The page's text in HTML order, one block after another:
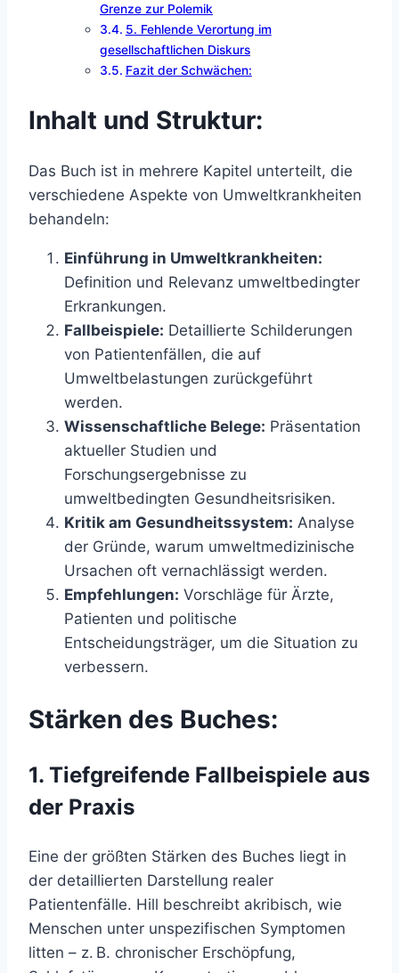
Grenze zur Polemik
5. Fehlende Verortung im
gesellschaftlichen Diskurs
Fazit der Schwächen:
Inhalt und Struktur:
Das Buch ist in mehrere Kapitel unterteilt, die
verschiedene Aspekte von Umweltkrankheiten
behandeln:​
Einführung in Umweltkrankheiten:
Definition und Relevanz umweltbedingter
Erkrankungen.​
Fallbeispiele: Detaillierte Schilderungen
von Patientenfällen, die auf
Umweltbelastungen zurückgeführt
werden.​
Wissenschaftliche Belege: Präsentation
aktueller Studien und
Forschungsergebnisse zu
umweltbedingten Gesundheitsrisiken.​
Kritik am Gesundheitssystem: Analyse
der Gründe, warum umweltmedizinische
Ursachen oft vernachlässigt werden.​
Empfehlungen: Vorschläge für Ärzte,
Patienten und politische
Entscheidungsträger, um die Situation zu
verbessern.​
Stärken des Buches:
1. Tiefgreifende Fallbeispiele aus
der Praxis
Eine der größten Stärken des Buches liegt in
der detaillierten Darstellung realer
Patientenfälle. Hill beschreibt akribisch, wie
Menschen unter unspezifischen Symptomen
litten – z. B. chronischer Erschöpfung,